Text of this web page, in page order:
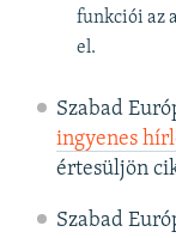
funkciói az
el.
Szabad
ingyenes
értesüljön
Szabad